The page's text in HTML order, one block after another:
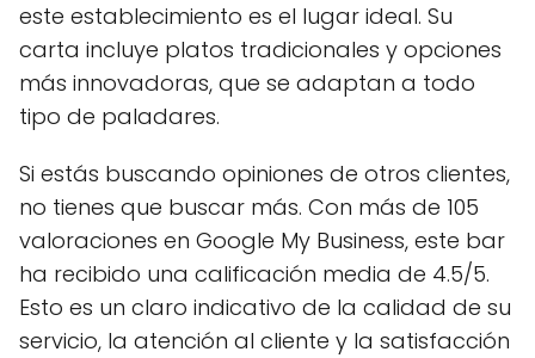
este establecimiento es el lugar ideal. Su
carta incluye platos tradicionales y opciones
más innovadoras, que se adaptan a todo
tipo de paladares.
Si estás buscando opiniones de otros clientes,
no tienes que buscar más. Con más de 105
valoraciones en Google My Business, este bar
ha recibido una calificación media de 4.5/5.
Esto es un claro indicativo de la calidad de su
servicio, la atención al cliente y la satisfacción